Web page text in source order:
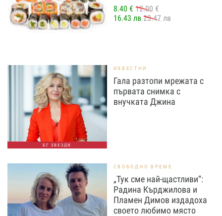
8.40 € 12.00 €
16.43 лв 23.47 лв
БГ ЗВЕЗДИ
ИЗВЕСТНИ
Гала разтопи мрежата с
първата снимка с
внучката Джина
СВОБОДНО ВРЕМЕ
„Тук сме най-щастливи“:
Радина Кърджилова и
Пламен Димов издадоха
своето любимо място